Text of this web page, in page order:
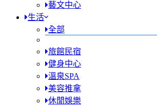
藝文中心
生活
全部
旅館民宿
健身中心
溫泉SPA
美容推拿
休閒娛樂